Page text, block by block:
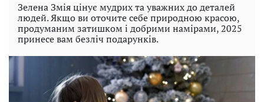
Зелена Змія цінує мудрих та уважних до деталей
людей. Якщо ви оточите себе природною красою,
продуманим затишком і добрими намірами, 2025
принесе вам безліч подарунків.